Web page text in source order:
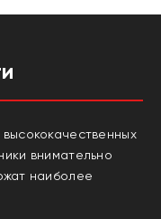
внимательно
наиболее